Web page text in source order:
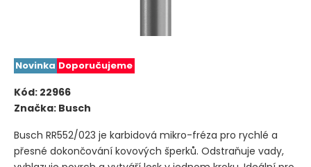
Novinka Doporučujeme
Kód: 22966
Značka: Busch
Busch RR552/023 je karbidová mikro-fréza pro rychlé a
přesné dokončování kovových šperků. Odstraňuje vady,